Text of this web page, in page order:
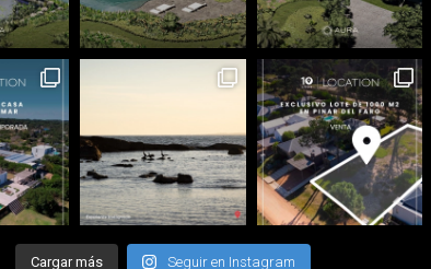
Cargar más Seguir en Instagram